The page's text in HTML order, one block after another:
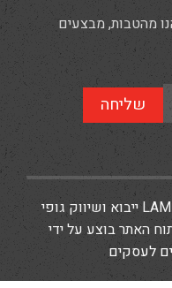
מהטבות, מבצעים
שליחה
© 2026 כל הזכויות שמורות ל-LAMP ייבוא ושיווק גופי
האתר בוצע על ידי
לעסקים